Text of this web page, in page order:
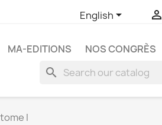
English 
MA-EDITIONS NOS CONGRÈS
search
I